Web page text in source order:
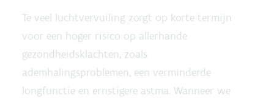
Te veel luchtvervuiling zorgt op korte termijn
voor een hoger risico op allerhande
gezondheidsklachten, zoals
ademhalingsproblemen, een verminderde
longfunctie en ernstigere astma. Wanneer we